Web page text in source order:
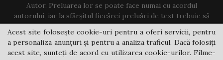
Autor. Preluarea lor se poate face numai cu acordul
autorului, iar la sfârșitul fiecărei preluări de text trebuie să
existe un link către acest blog.
Contact us:jovi@filme-carti.ro
Acest site folosește cookie-uri pentru a oferi servicii, pentru
a personaliza anunțuri și pentru a analiza traficul. Dacă folosiți
acest site, sunteți de acord cu utilizarea cookie-urilor. Filme-